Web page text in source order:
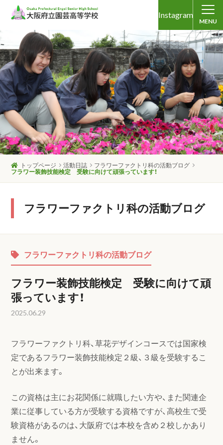
Instagram
MENU
トップページ 活動日誌
フラワーファクトリ科の活動ブログ
フラワー装飾技能検定 受験に向けて頑張っています！
フラワーファクトリ科の活動ブログ
フラワーファクトリ科の活動ブログ
フラワー装飾技能検定 受験に向けて頑
張っています！
2025.06.29
フラワーファクトリ科、草花デザインコースでは国家検
定であるフラワー装飾技能検定２級、３級を受験するこ
とが出来ます。
この資格は主にお花関係に就職したい方や、また関連企
業に従事している方が受験する資格ですが、高校生で受
験資格があるのは、大阪府では本校を含め２校しかあり
ません。